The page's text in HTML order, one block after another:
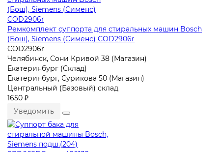
Ремкомплект суппорта для стиральных машин Bosch
(Бош), Siemens (Сименс) COD2906r
COD2906r
Челябинск, Сони Кривой 38 (Магазин)
Екатеринбург (Склад)
Екатеринбург, Сурикова 50 (Магазин)
Центральный (Базовый) склад
1650 ₽
Уведомить